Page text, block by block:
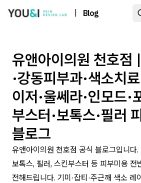
Blog
유앤아이의원 천호점
·강동피부과·색소치
이저·울쎄라·인모드·
부스터·보톡스·필러
블로그
유앤아이의원 천호점 공식 블로그입니다.
보톡스, 필러, 스킨부스터 등 피부미용 전
전해드립니다. 기미·잡티·주근깨 색소 레